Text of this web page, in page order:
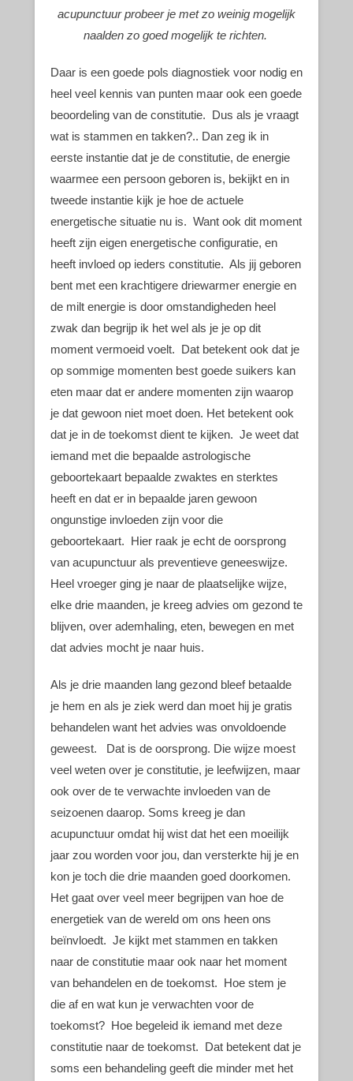
acupunctuur probeer je met zo weinig mogelijk
naalden zo goed mogelijk te richten.
Daar is een goede pols diagnostiek voor nodig en
heel veel kennis van punten maar ook een goede
beoordeling van de constitutie. Dus als je vraagt
wat is stammen en takken?.. Dan zeg ik in
eerste instantie dat je de constitutie, de energie
waarmee een persoon geboren is, bekijkt en in
tweede instantie kijk je hoe de actuele
energetische situatie nu is. Want ook dit moment
heeft zijn eigen energetische configuratie, en
heeft invloed op ieders constitutie. Als jij geboren
bent met een krachtigere driewarmer energie en
de milt energie is door omstandigheden heel
zwak dan begrijp ik het wel als je je op dit
moment vermoeid voelt. Dat betekent ook dat je
op sommige momenten best goede suikers kan
eten maar dat er andere momenten zijn waarop
je dat gewoon niet moet doen. Het betekent ook
dat je in de toekomst dient te kijken. Je weet dat
iemand met die bepaalde astrologische
geboortekaart bepaalde zwaktes en sterktes
heeft en dat er in bepaalde jaren gewoon
ongunstige invloeden zijn voor die
geboortekaart. Hier raak je echt de oorsprong
van acupunctuur als preventieve geneeswijze.
Heel vroeger ging je naar de plaatselijke wijze,
elke drie maanden, je kreeg advies om gezond te
blijven, over ademhaling, eten, bewegen en met
dat advies mocht je naar huis.
Als je drie maanden lang gezond bleef betaalde
je hem en als je ziek werd dan moet hij je gratis
behandelen want het advies was onvoldoende
geweest. Dat is de oorsprong. Die wijze moest
veel weten over je constitutie, je leefwijzen, maar
ook over de te verwachte invloeden van de
seizoenen daarop. Soms kreeg je dan
acupunctuur omdat hij wist dat het een moeilijk
jaar zou worden voor jou, dan versterkte hij je en
kon je toch die drie maanden goed doorkomen.
Het gaat over veel meer begrijpen van hoe de
energetiek van de wereld om ons heen ons
beïnvloedt. Je kijkt met stammen en takken
naar de constitutie maar ook naar het moment
van behandelen en de toekomst. Hoe stem je
die af en wat kun je verwachten voor de
toekomst? Hoe begeleid ik iemand met deze
constitutie naar de toekomst. Dat betekent dat je
soms een behandeling geeft die minder met het